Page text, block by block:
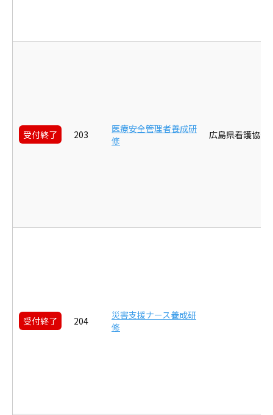
受付終了 203
医療安全管理者養成研
修
広島県看護協会
受付終了 204
災害支援ナース養成研
修